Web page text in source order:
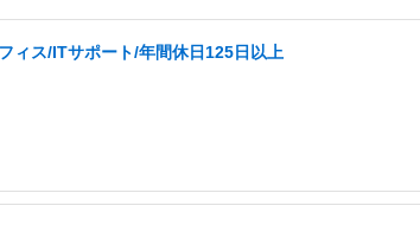
ィス/ITサポート/年間休日125日以上